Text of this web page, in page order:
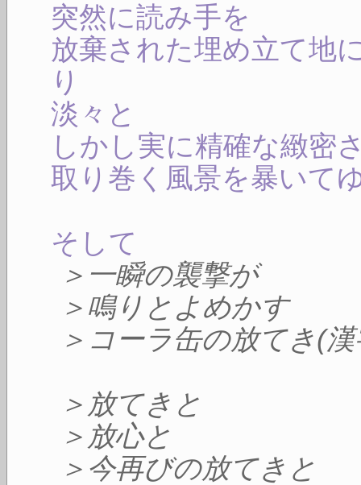
突然に読み手を
放棄された埋め立て地
り
淡々と
しかし実に精確な緻密
取り巻く風景を暴いて
そして
＞一瞬の襲撃が
＞鳴りとよめかす
＞コーラ缶の放てき(
＞放てきと
＞放心と
＞今再びの放てきと